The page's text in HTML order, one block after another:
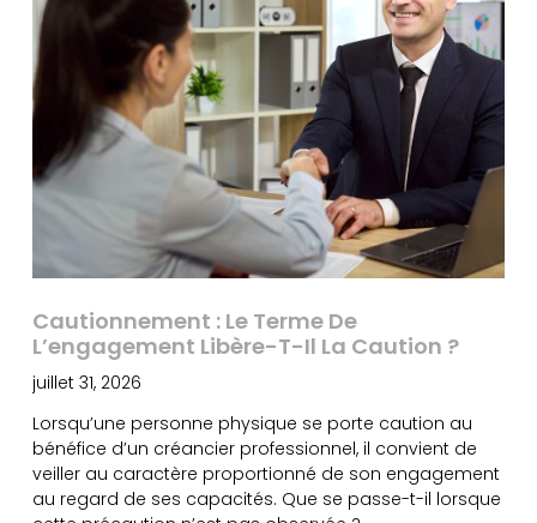
Cautionnement : Le Terme De
L’engagement Libère-T-Il La Caution ?
juillet 31, 2026
Lorsqu’une personne physique se porte caution au
bénéfice d’un créancier professionnel, il convient de
veiller au caractère proportionné de son engagement
au regard de ses capacités. Que se passe-t-il lorsque